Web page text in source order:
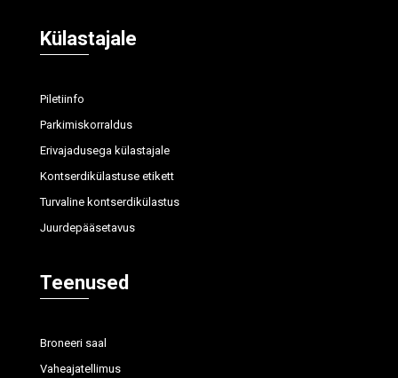
Külastajale
Piletiinfo
Parkimiskorraldus
Erivajadusega külastajale
Kontserdikülastuse etikett
Turvaline kontserdikülastus
Juurdepääsetavus
Teenused
Broneeri saal
Vaheajatellimus